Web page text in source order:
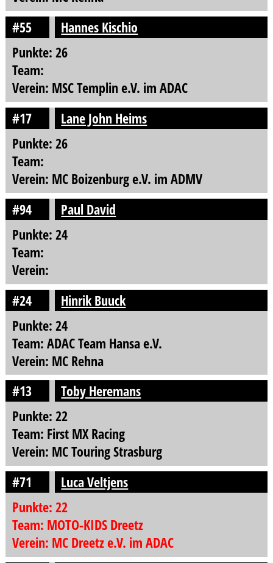
#55
Hannes Kischio
Punkte: 26
Team:
Verein: MSC Templin e.V. im ADAC
#17
Lane John Heims
Punkte: 26
Team:
Verein: MC Boizenburg e.V. im ADMV
#94
Paul David
Punkte: 24
Team:
Verein:
#24
Hinrik Buuck
Punkte: 24
Team: ADAC Team Hansa e.V.
Verein: MC Rehna
#13
Toby Heremans
Punkte: 22
Team: First MX Racing
Verein: MC Touring Strasburg
#71
Luca Veltjens
Punkte: 22
Team: MOTO-KIDS Dreetz
Verein: MC Dreetz e.V. im ADAC